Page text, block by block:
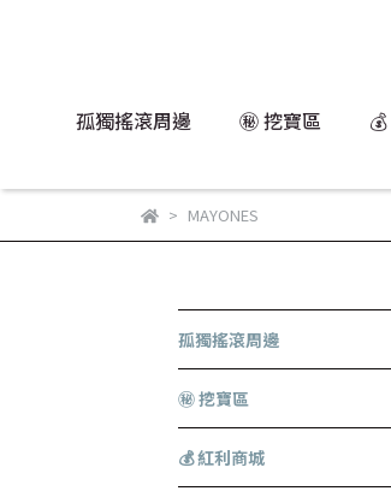
孤獨搖滾周邊 ㊙️ 挖寶區
MAYONES
孤獨搖滾周邊
㊙️ 挖寶區
💰 紅利商城